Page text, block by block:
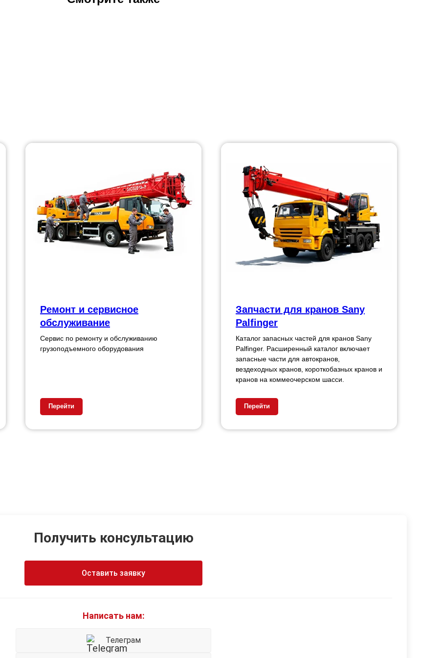
Ремонт и сервисное
обслуживание
Сервис по ремонту и обслуживанию
грузоподъемного оборудования
Перейти
Запчасти для кранов Sany
Palfinger
Каталог запасных частей для кранов Sany
Palfinger. Расширенный каталог включает
запасные части для автокранов,
вездеходных кранов, короткобазных кранов и
кранов на коммеочерском шасси.
Перейти
Получить консультацию
Оставить заявку
Написать нам:
Телеграм